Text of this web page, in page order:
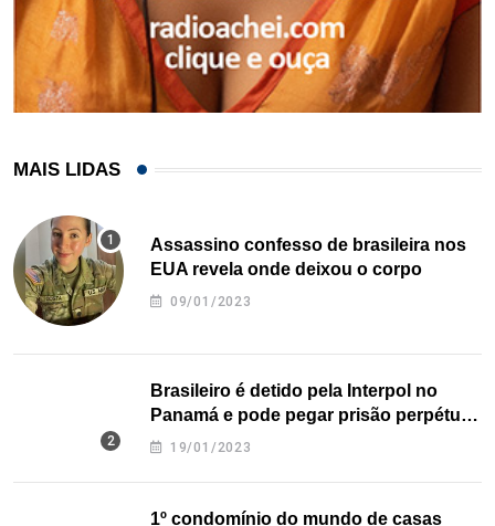
MAIS LIDAS
Assassino confesso de brasileira nos
EUA revela onde deixou o corpo
09/01/2023
Brasileiro é detido pela Interpol no
Panamá e pode pegar prisão perpétua
nos EUA
19/01/2023
1º condomínio do mundo de casas